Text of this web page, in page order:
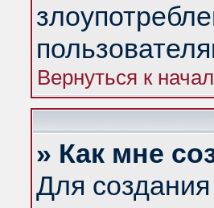
Вернуться к
» Как мне
Для